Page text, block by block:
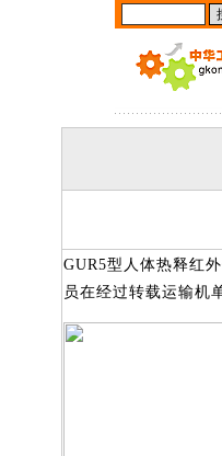
GUR5型人体热释红
员在经过转载运输机